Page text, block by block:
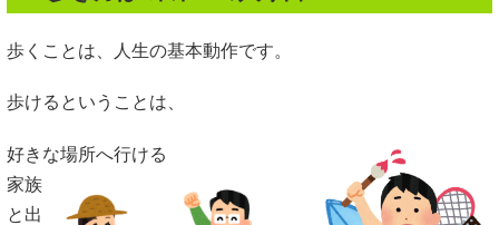
歩くことは、人生の基本動作です。
歩けるということは、
好きな場所へ行ける
家族
と出